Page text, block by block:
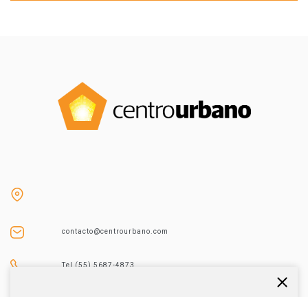
contacto@centrourbano.com
Tel (55) 5687-4873